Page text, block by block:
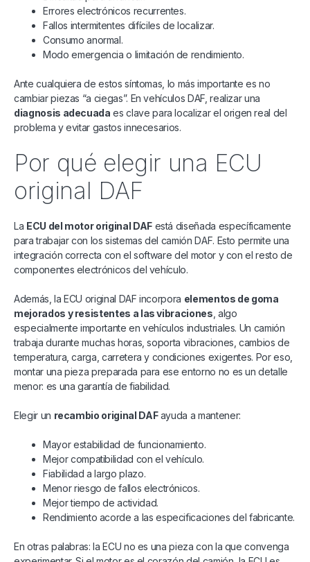
Errores electrónicos recurrentes.
Fallos intermitentes difíciles de localizar.
Consumo anormal.
Modo emergencia o limitación de rendimiento.
Ante cualquiera de estos síntomas, lo más importante es no
cambiar piezas “a ciegas”. En vehículos DAF, realizar una
diagnosis adecuada es clave para localizar el origen real del
problema y evitar gastos innecesarios.
Por qué elegir una ECU
original DAF
La ECU del motor original DAFestá diseñada específicamente
para trabajar con los sistemas del camión DAF. Esto permite una
integración correcta con el software del motor y con el resto de
componentes electrónicos del vehículo.
Además, la ECU original DAF incorpora elementos de goma
mejorados y resistentes a las vibraciones , algo
especialmente importante en vehículos industriales. Un camión
trabaja durante muchas horas, soporta vibraciones, cambios de
temperatura, carga, carretera y condiciones exigentes. Por eso,
montar una pieza preparada para ese entorno no es un detalle
menor: es una garantía de fiabilidad.
Elegir un recambio original DAFayuda a mantener:
Mayor estabilidad de funcionamiento.
Mejor compatibilidad con el vehículo.
Fiabilidad a largo plazo.
Menor riesgo de fallos electrónicos.
Mejor tiempo de actividad.
Rendimiento acorde a las especificaciones del fabricante.
En otras palabras: la ECU no es una pieza con la que convenga